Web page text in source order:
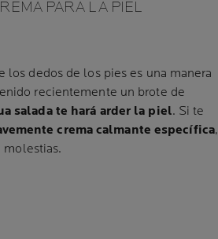
PARA LA PIEL
los dedos de los pies es una manera
recientemente un brote de
salada te hará arder la piel. Si te
crema calmante específica,
molestias.